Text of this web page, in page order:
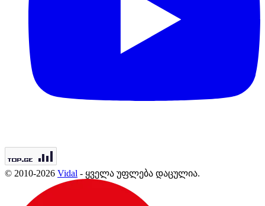
© 2010-2026 Vidal - ყველა უფლება დაცულია.